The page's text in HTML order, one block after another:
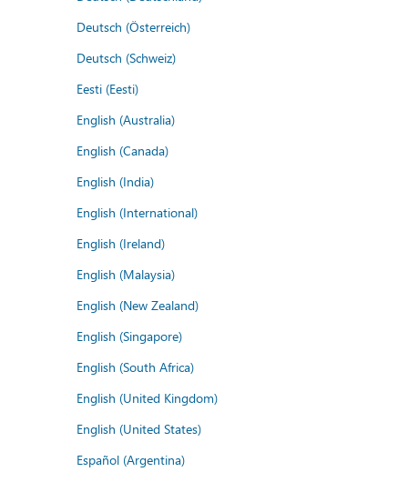
Deutsch (Österreich)
Deutsch (Schweiz)
Eesti (Eesti)
English (Australia)
English (Canada)
English (India)
English (International)
English (Ireland)
English (Malaysia)
English (New Zealand)
English (Singapore)
English (South Africa)
English (United Kingdom)
English (United States)
Español (Argentina)